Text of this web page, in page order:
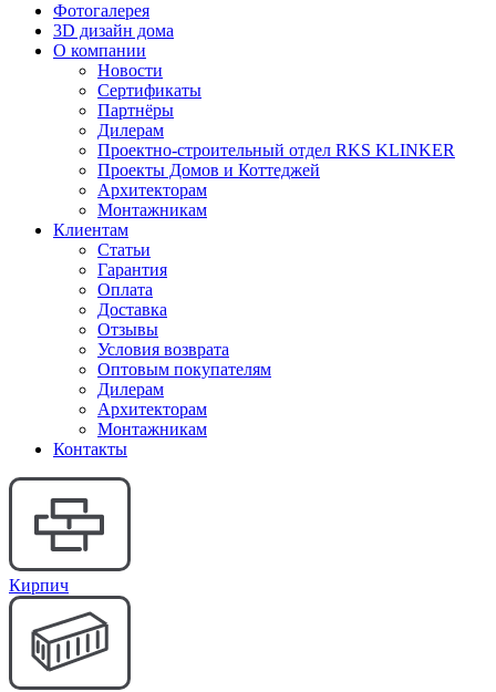
Фотогалерея
3D дизайн дома
О компании
Новости
Сертификаты
Партнёры
Дилерам
Проектно-строительный отдел RKS KLINKER
Проекты Домов и Коттеджей
Архитекторам
Монтажникам
Клиентам
Статьи
Гарантия
Оплата
Доставка
Отзывы
Условия возврата
Оптовым покупателям
Дилерам
Архитекторам
Монтажникам
Контакты
Кирпич